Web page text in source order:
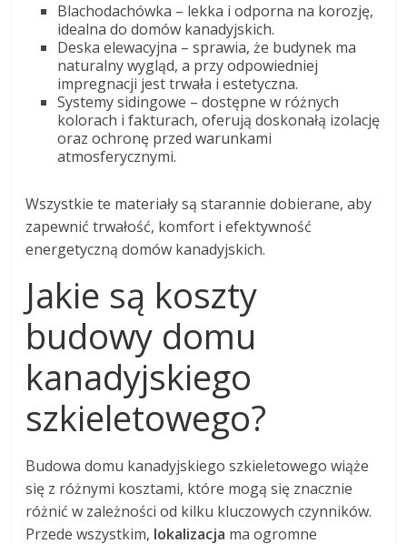
Blachodachówka – lekka i odporna na korozję,
idealna do domów kanadyjskich.
Deska elewacyjna – sprawia, że budynek ma
naturalny wygląd, a przy odpowiedniej
impregnacji jest trwała i estetyczna.
Systemy sidingowe – dostępne w różnych
kolorach i fakturach, oferują doskonałą izolację
oraz ochronę przed warunkami
atmosferycznymi.
Wszystkie te materiały są starannie dobierane, aby
zapewnić trwałość, komfort i efektywność
energetyczną domów kanadyjskich.
Jakie są koszty
budowy domu
kanadyjskiego
szkieletowego?
Budowa domu kanadyjskiego szkieletowego wiąże
się z różnymi kosztami, które mogą się znacznie
różnić w zależności od kilku kluczowych czynników.
Przede wszystkim, lokalizacja ma ogromne